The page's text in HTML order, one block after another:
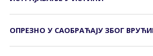
ОПРЕЗНО У САОБРАЋАЈУ ЗБОГ